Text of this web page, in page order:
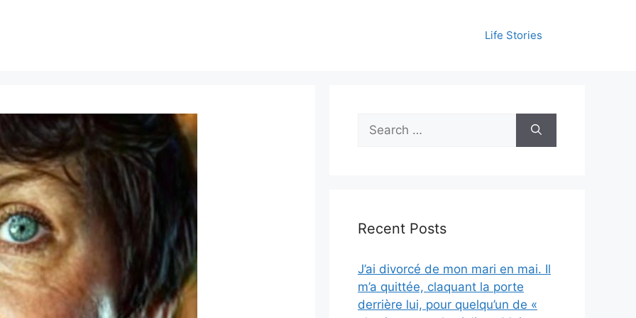
Life Stories
Search
for:
Recent Posts
J’ai divorcé de mon mari en mai. Il
m’a quittée, claquant la porte
derrière lui, pour quelqu’un de «